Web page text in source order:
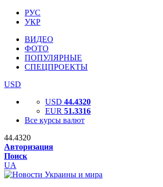
РУС
УКР
ВИДЕО
ФОТО
ПОПУЛЯРНЫЕ
СПЕЦПРОЕКТЫ
USD
USD 44.4320
EUR 51.3316
Все курсы валют
44.4320
Авторизация
Поиск
UA